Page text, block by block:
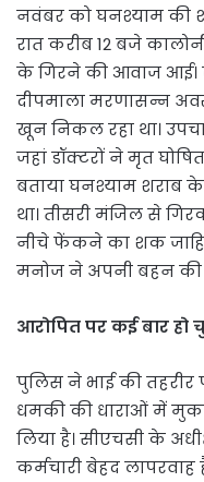
नवंबर को घनश्याम की
रात करीब 12 बजे
के गिरने की आवाज आई।
दीपमाला मरणासन्न
खून निकल रहा था।
जहां डॉक्टरों ने मृत
बताया घनश्याम शराब
था। तीसरी मंजिल से
नीचे फेंकने का शक
मनोज ने अपनी बहन की
आरोपित पर कई बार हो
पुलिस ने भाई की
धमकी की धाराओं में
लिया है। सीएचसी के
कर्मचारी बेहद